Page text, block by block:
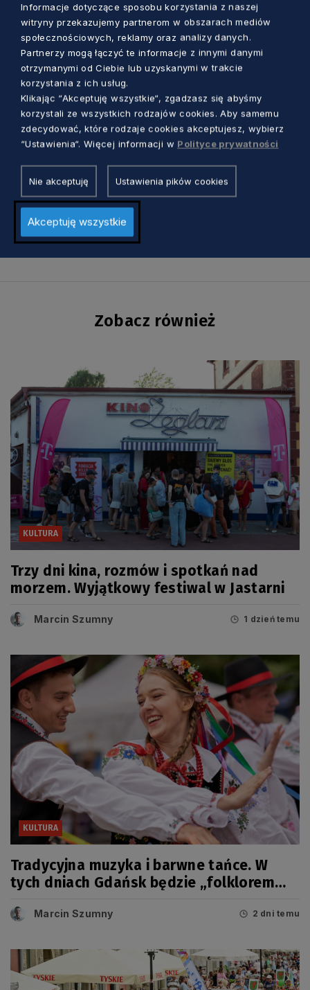
Scenografia i kostiumy: Monika Kapiszka,
Karolina Ewa Niemczyk
Muzyka: Paweł A. Nowak
Operatorzy kamer: Piotr Zatoń, Piotr Jasiński,
Piotr Pastalenc
W rolach głównych wystąpili: Dominik Szyca,
Maksymilian Pluto-Prądzyński, Aisha Jorda i
Produkcja: Fundacja Aby Chciało Się Chcieć,
Kaszubski Uniwersytet Ludowy oraz Muzeum –
Kaszubski Park Etnograficzny we Wdzydzach.
Zobacz również
KULTURA
Trzy dni kina, rozmów i spotkań nad
morzem. Wyjątkowy festiwal w Jastarni
Marcin Szumny 1 dzień temu
KULTURA
Tradycyjna muzyka i barwne tańce. W
tych dniach Gdańsk będzie „folklorem
Marcin Szumny 2 dni temu
Informacje dotyczące sposobu korzystania z naszej
witryny przekazujemy partnerom w obszarach mediów
społecznościowych, reklamy oraz analizy danych.
Partnerzy mogą łączyć te informacje z innymi danymi
otrzymanymi od Ciebie lub uzyskanymi w trakcie
korzystania z ich usług.
Klikając “Akceptuję wszystkie“, zgadzasz się abyśmy
korzystali ze wszystkich rodzajów cookies. Aby samemu
zdecydować, które rodzaje cookies akceptujesz, wybierz
“Ustawienia“. Więcej informacji w Polityce prywatności
Nie akceptuję Ustawienia pików cookies
Akceptuję wszystkie